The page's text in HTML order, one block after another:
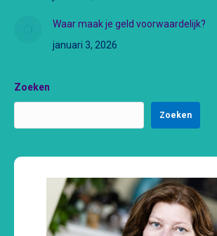
Waar maak je geld voorwaardelijk?
januari 3, 2026
Zoeken
Zoeken